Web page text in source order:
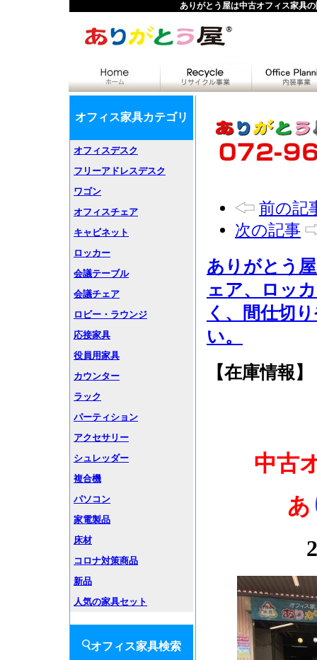
ありがとう屋は中古オフィス家具
前の記
次の記事
ありがとう
ェア、ロッ
く、間仕切
い。
【在庫情報】
中古
あ
オフィス家具カテゴリ
オフィスデスク
フリーアドレスデスク
ワゴン
オフィスチェア
キャビネット
ロッカー
会議テーブル
会議チェア
ロビー・ラウンジ
応接家具
役員用家具
カウンター
ラック
パーティション
アクセサリー
シュレッダー
複合機
パソコン
家電製品
床材
コロナ対策商品
新品
人気の家具セット
オフィス家具検索